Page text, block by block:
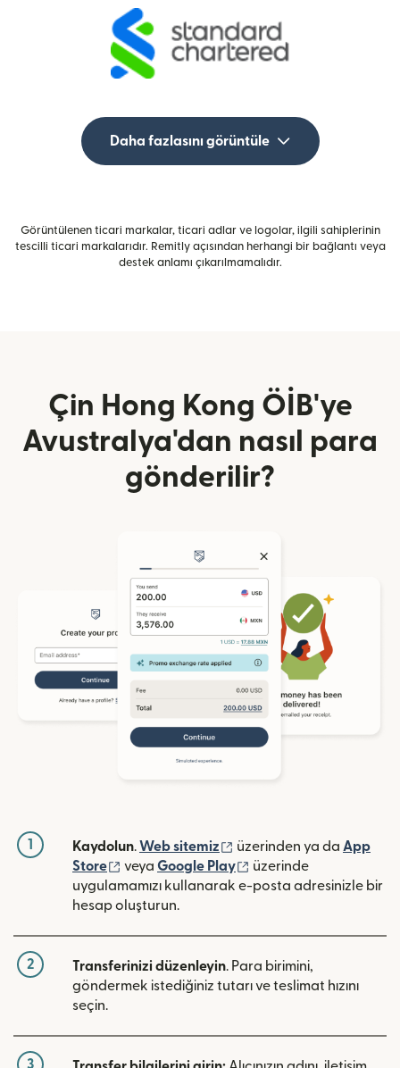
Daha fazlasını görüntüle
Görüntülenen ticari markalar, ticari adlar ve logolar, ilgili sahiplerinin
tescilli ticari markalarıdır. Remitly açısından herhangi bir bağlantı veya
destek anlamı çıkarılmamalıdır.
Çin Hong Kong ÖİB'ye
Avustralya'dan nasıl para
gönderilir?
1 Kaydolun.Web sitemiz (yeni pencerede açılır)
üzerinden ya da App
Store
(yeni pencerede açılır)
veya Google Play (yeni pencerede açılır)
üzerinde
uygulamamızı kullanarak e-posta adresinizle bir
hesap oluşturun.
2 Transferinizi düzenleyin. Para birimini,
göndermek istediğiniz tutarı ve teslimat hızını
seçin.
3